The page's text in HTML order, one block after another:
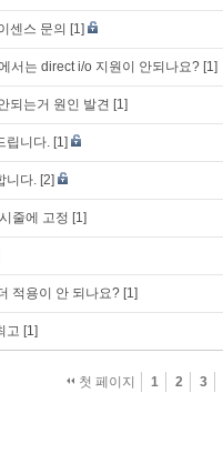
센스 문의 [1]
서는 direct i/o 지원이 안되나요? [1]
되는거 원인 발견 [1]
립니다. [1]
니다. [2]
줄에 고정 [1]
적용이 안 되나요? [1]
고 [1]
첫 페이지 1 2 3